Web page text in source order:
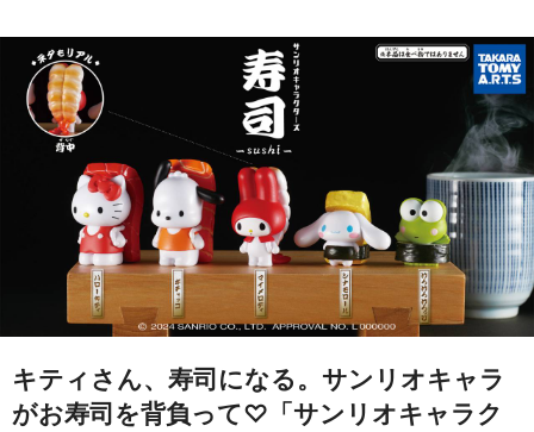
キティさん、寿司になる。サンリオキャラ
がお寿司を背負って♡「サンリオキャラク